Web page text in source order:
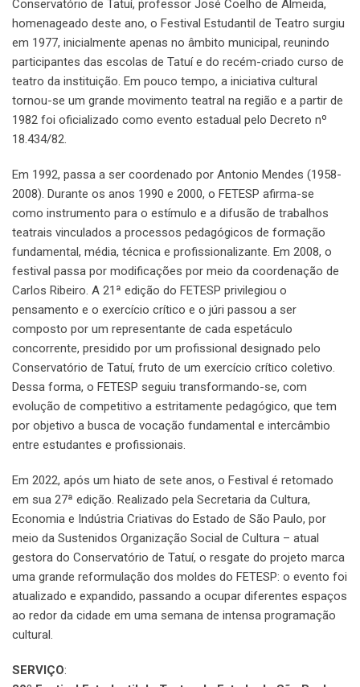
Conservatório de Tatuí, professor José Coelho de Almeida,
homenageado deste ano, o Festival Estudantil de Teatro surgiu
em 1977, inicialmente apenas no âmbito municipal, reunindo
participantes das escolas de Tatuí e do recém-criado curso de
teatro da instituição. Em pouco tempo, a iniciativa cultural
tornou-se um grande movimento teatral na região e a partir de
1982 foi oficializado como evento estadual pelo Decreto nº
18.434/82.
Em 1992, passa a ser coordenado por Antonio Mendes (1958-
2008). Durante os anos 1990 e 2000, o FETESP afirma-se
como instrumento para o estímulo e a difusão de trabalhos
teatrais vinculados a processos pedagógicos de formação
fundamental, média, técnica e profissionalizante. Em 2008, o
festival passa por modificações por meio da coordenação de
Carlos Ribeiro. A 21ª edição do FETESP privilegiou o
pensamento e o exercício crítico e o júri passou a ser
composto por um representante de cada espetáculo
concorrente, presidido por um profissional designado pelo
Conservatório de Tatuí, fruto de um exercício crítico coletivo.
Dessa forma, o FETESP seguiu transformando-se, com
evolução de competitivo a estritamente pedagógico, que tem
por objetivo a busca de vocação fundamental e intercâmbio
entre estudantes e profissionais.
Em 2022, após um hiato de sete anos, o Festival é retomado
em sua 27ª edição. Realizado pela Secretaria da Cultura,
Economia e Indústria Criativas do Estado de São Paulo, por
meio da Sustenidos Organização Social de Cultura – atual
gestora do Conservatório de Tatuí, o resgate do projeto marca
uma grande reformulação dos moldes do FETESP: o evento foi
atualizado e expandido, passando a ocupar diferentes espaços
ao redor da cidade em uma semana de intensa programação
cultural.
SERVIÇO: